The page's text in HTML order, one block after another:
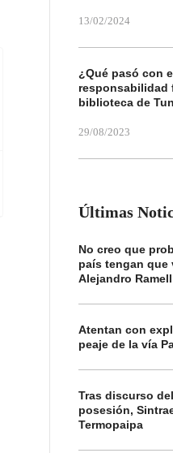
13/02/2024
¿Qué pasó con
responsabilidad
biblioteca de
29/08/2023
Últimas
No creo que
país tengan que
Alejandro
Atentan con
peaje de la vía
Tras discurso
posesión,
Termopaipa